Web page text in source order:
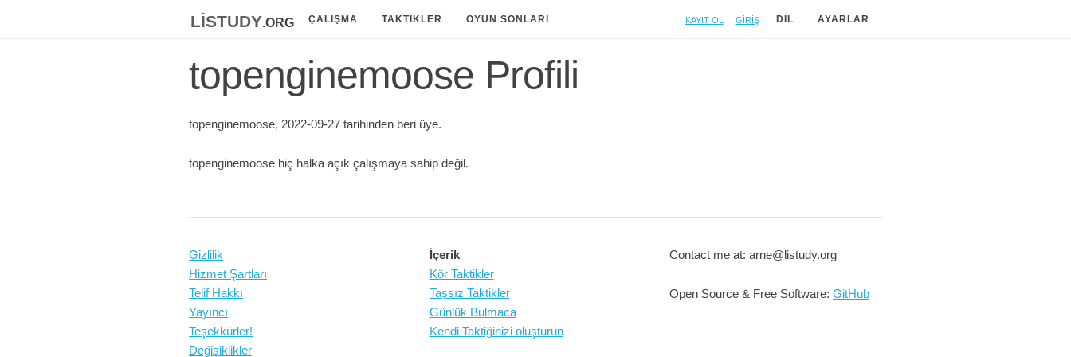
listudy.org ÇALIŞMA TAKTIKLER OYUN SONLARI Kayıt ol Giriş DIL AYARLAR
topenginemoose Profili
topenginemoose, 2022-09-27 tarihinden beri üye.
topenginemoose hiç halka açık çalışmaya sahip değil.
Gizlilik
Hizmet Şartları
Telif Hakkı
Yayıncı
Teşekkürler!
Değişiklikler
İçerik
Kör Taktikler
Taşsız Taktikler
Günlük Bulmaca
Kendi Taktiğinizi oluşturun
Contact me at: arne@listudy.org
Open Source & Free Software:GitHub